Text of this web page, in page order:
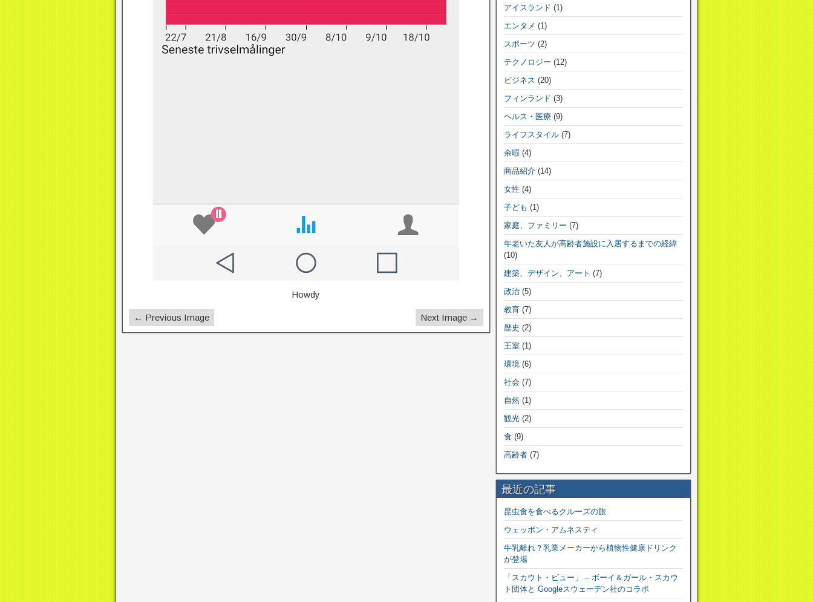
Howdy
← Previous Image Next Image →
アイスランド (1)
エンタメ (1)
スポーツ (2)
テクノロジー (12)
ビジネス (20)
フィンランド (3)
ヘルス・医療 (9)
ライフスタイル(7)
余暇 (4)
商品紹介(14)
女性 (4)
子ども (1)
家庭、ファミリー (7)
年老いた友人が高齢者施設に入居するまでの経緯
(10)
建築、デザイン、アート (7)
政治(5)
教育(7)
歴史 (2)
王室 (1)
環境(6)
社会 (7)
自然(1)
観光(2)
食(9)
高齢者(7)
最近の記事
昆虫食を食べるクルーズの旅
ウェッポン・アムネスティ
牛乳離れ？乳業メーカーから植物性健康ドリンク
が登場
「スカウト・ビュー」 – ボーイ＆ガール・スカウ
ト団体と Googleスウェーデン社のコラボ